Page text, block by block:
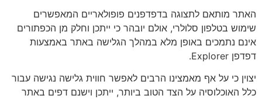
האתר מותאם לתצוגה בדפדפנים פופולאריים המאפשרים
שימוש בטלפון סלולרי, אולם יובהר כי ייתכן וחלק מן הכפתורים
אינם נתמכים באופן מלא במהלך הגלישה באתר באמצעות
דפדפן Explorer.
יצוין כי על אף מאמצינו הרבים לאפשר חווית גלישה נגישה עבור
כלל האוכלוסיה על הצד הטוב ביותר, ייתכן וישנם דפים באתר